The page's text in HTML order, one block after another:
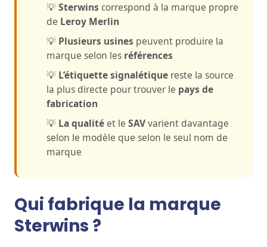
💡Sterwins correspond à la marque propre
de Leroy Merlin
💡 Plusieurs usines peuvent produire la
marque selon les références
💡 L’étiquette signalétique reste la source
la plus directe pour trouver le pays de
fabrication
💡 La qualité et le SAVvarient davantage
selon le modèle que selon le seul nom de
marque
Qui fabrique la marque
Sterwins ?